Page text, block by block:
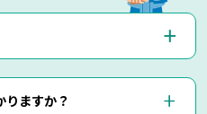
りますか？